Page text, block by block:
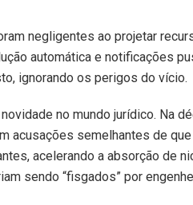
negligentes ao projetar
automática e notificações
ignorando os perigos do vício.
no mundo jurídico. Na
acusações semelhantes de
acelerando a absorção de
sendo “fisgados” por